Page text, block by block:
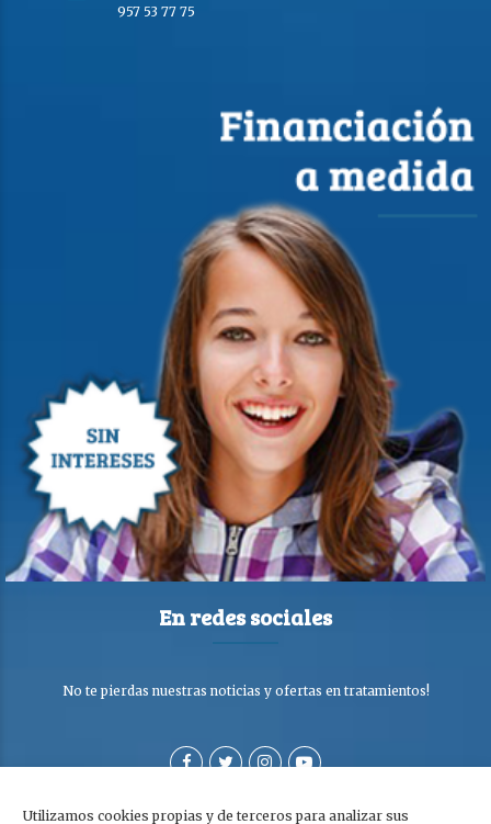
Utilizamos cookies propias y de terceros para analizar sus
957 53 77 75
En redes sociales
No te pierdas nuestras noticias y ofertas en tratamientos!